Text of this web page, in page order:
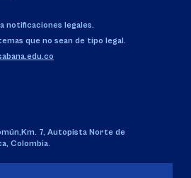
notificaciones legales.
que no sean de tipo legal.
Km. 7, Autopista Norte de
Colombia.